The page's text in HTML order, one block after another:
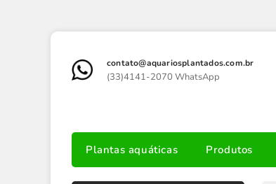
contato@aquariosplantados.com.br
(33)4141-2070 WhatsApp
Plantas aquáticas Produtos